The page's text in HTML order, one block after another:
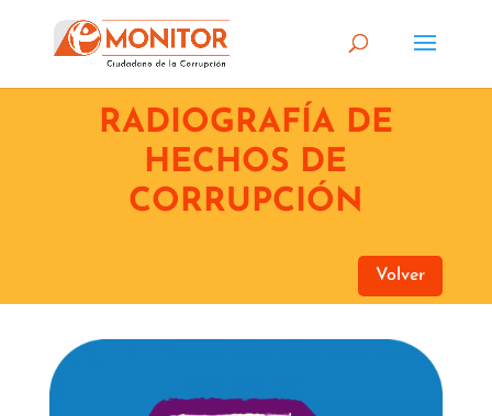
RADIOGRAFÍA DE
HECHOS DE
CORRUPCIÓN
Volver